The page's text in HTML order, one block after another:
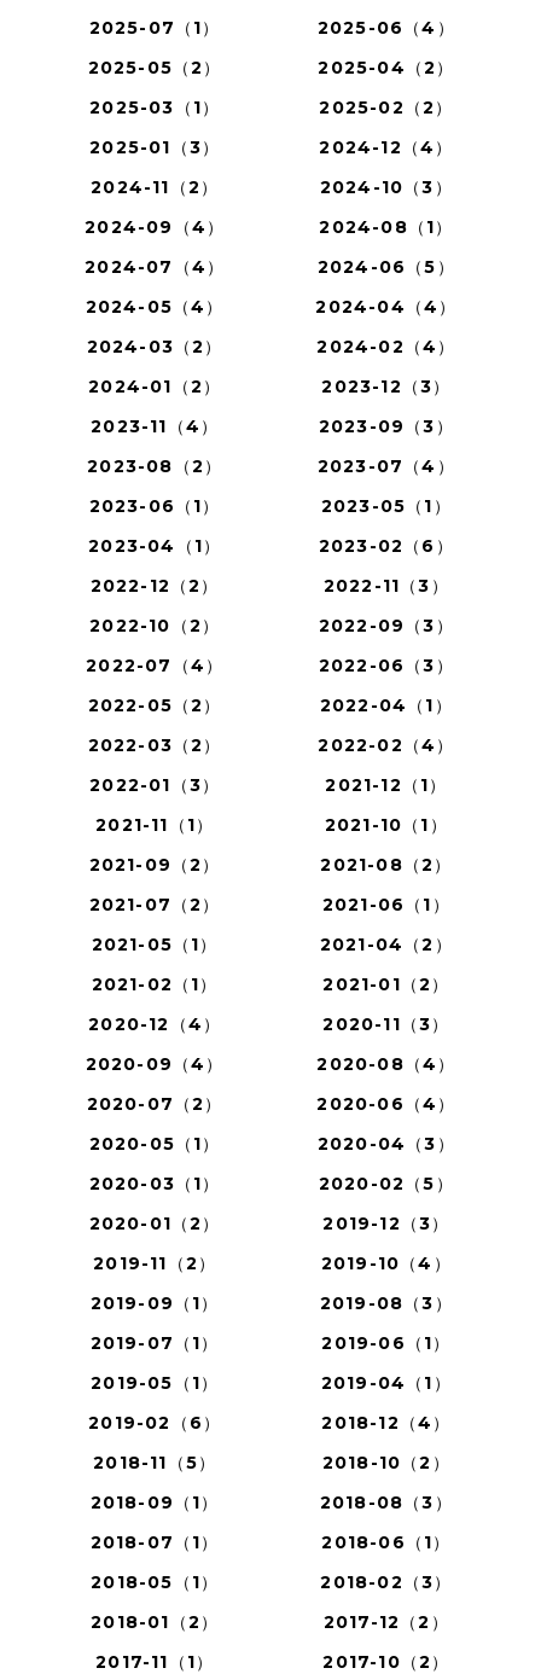
2025-07（1）
2025-06（4）
2025-05（2）
2025-04（2）
2025-03（1）
2025-02（2）
2025-01（3）
2024-12（4）
2024-11（2）
2024-10（3）
2024-09（4）
2024-08（1）
2024-07（4）
2024-06（5）
2024-05（4）
2024-04（4）
2024-03（2）
2024-02（4）
2024-01（2）
2023-12（3）
2023-11（4）
2023-09（3）
2023-08（2）
2023-07（4）
2023-06（1）
2023-05（1）
2023-04（1）
2023-02（6）
2022-12（2）
2022-11（3）
2022-10（2）
2022-09（3）
2022-07（4）
2022-06（3）
2022-05（2）
2022-04（1）
2022-03（2）
2022-02（4）
2022-01（3）
2021-12（1）
2021-11（1）
2021-10（1）
2021-09（2）
2021-08（2）
2021-07（2）
2021-06（1）
2021-05（1）
2021-04（2）
2021-02（1）
2021-01（2）
2020-12（4）
2020-11（3）
2020-09（4）
2020-08（4）
2020-07（2）
2020-06（4）
2020-05（1）
2020-04（3）
2020-03（1）
2020-02（5）
2020-01（2）
2019-12（3）
2019-11（2）
2019-10（4）
2019-09（1）
2019-08（3）
2019-07（1）
2019-06（1）
2019-05（1）
2019-04（1）
2019-02（6）
2018-12（4）
2018-11（5）
2018-10（2）
2018-09（1）
2018-08（3）
2018-07（1）
2018-06（1）
2018-05（1）
2018-02（3）
2018-01（2）
2017-12（2）
2017-11（1）
2017-10（2）